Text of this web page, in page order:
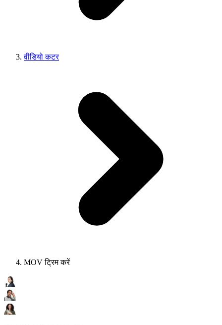
वीडियो कटर
MOV ट्रिम करें